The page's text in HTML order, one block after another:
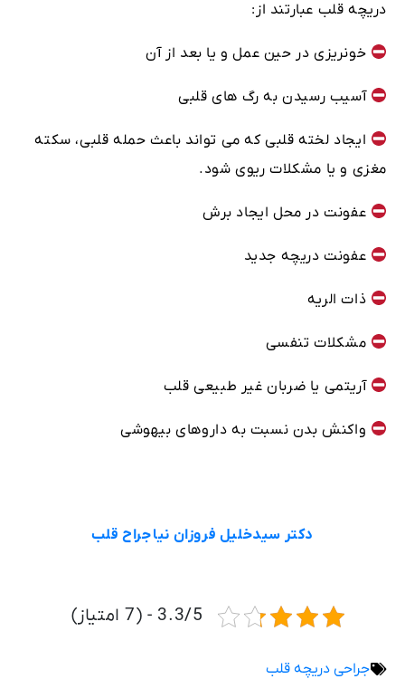
دریچه قلب عبارتند از:
خونریزی در حین عمل و یا بعد از آن
آسیب رسیدن به رگ های قلبی
ایجاد لخته قلبی که می تواند باعث حمله قلبی، سکته
مغزی و یا مشکلات ریوی شود.
عفونت در محل ایجاد برش
عفونت دریچه جدید
ذات الریه
مشکلات تنفسی
آریتمی یا ضربان غیر طبیعی قلب
واکنش بدن نسبت به داروهای بیهوشی
دکتر سیدخلیل فروزان نیا جراح قلب
3.3/5 - (7 امتیاز)
جراحی دریچه قلب